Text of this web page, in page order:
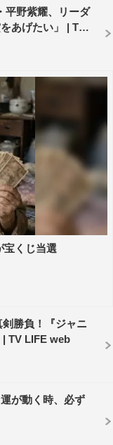
ら外れが３枚入っ
。その外れくじを
と山本亮太君
に、平野、永瀬、
ジャニーズJr.たち
ャニーズJr.たち一
うひと幕も。平野
髙橋海人が「握手
で、１人ひとりに
を問われ、HiHi
ァンの皆さん、関
て申し訳ありませ
５人で活動を再
出来ました。HiHi
ターテインメント
していただけるよ
とともに決意を語
平野紫耀、リーダ
あげたい」 | TV
宝くじ当選
勝負！『ジャニ
| TV LIFE web
が動く時、必ず